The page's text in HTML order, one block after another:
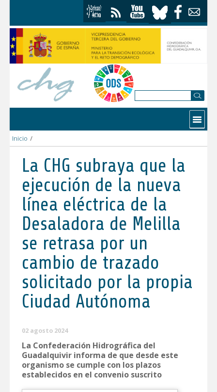
Contactar
Inicio /
La CHG subraya que la
ejecución de la nueva
línea eléctrica de la
Desaladora de Melilla
se retrasa por un
cambio de trazado
solicitado por la propia
Ciudad Autónoma
02 agosto 2024
La Confederación Hidrográfica del
Guadalquivir informa de que desde este
organismo se cumple con los plazos
establecidos en el convenio suscrito